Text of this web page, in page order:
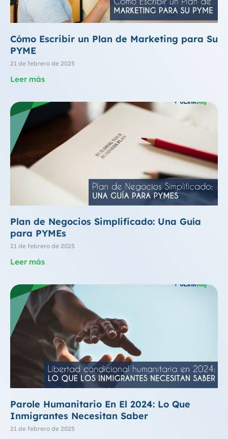
Cómo Escribir un Plan de Marketing para Su
PYME
21 de febrero de 2025
Leer más
Plan de Negocios Simplificado: Una Guía
para PYMEs
21 de febrero de 2025
Leer más
Parole Humanitario En El 2024: Lo Que
Inmigrantes Necesitan Saber
21 de febrero de 2025